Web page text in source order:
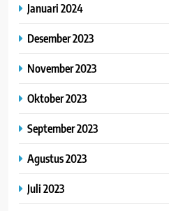
Januari 2024
Desember 2023
November 2023
Oktober 2023
September 2023
Agustus 2023
Juli 2023